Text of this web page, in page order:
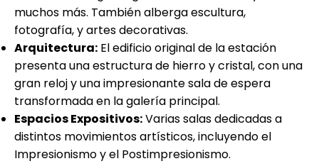
muchos más. También alberga escultura,
fotografía, y artes decorativas.
Arquitectura: El edificio original de la estación
presenta una estructura de hierro y cristal, con una
gran reloj y una impresionante sala de espera
transformada en la galería principal.
Espacios Expositivos:Varias salas dedicadas a
distintos movimientos artísticos, incluyendo el
Impresionismo y el Postimpresionismo.